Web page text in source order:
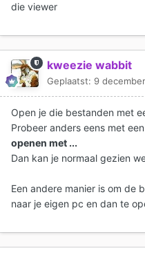
die viewer
kweezie wabbit
Geplaatst: 9
Open je die bestanden met
Probeer anders eens met
openen met ...
Dan kan je normaal gezien
Een andere manier is om de
naar je eigen pc en dan te